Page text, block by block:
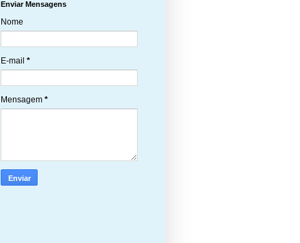
Enviar Mensagens
Nome
E-mail *
Mensagem *